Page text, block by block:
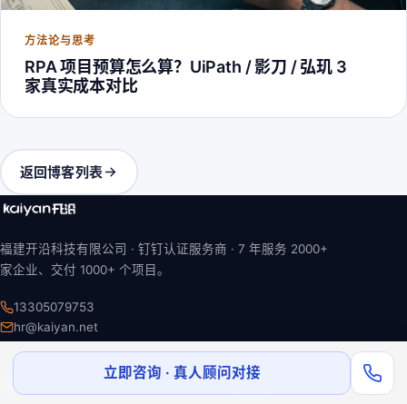
方法论与思考
RPA 项目预算怎么算？UiPath / 影刀 / 弘玑 3
家真实成本对比
返回博客列表
福建开沿科技有限公司 · 钉钉认证服务商 · 7 年服务 2000+
家企业、交付 1000+ 个项目。
13305079753
hr@kaiyan.net
业务 了解我们
立即咨询 · 真人顾问对接